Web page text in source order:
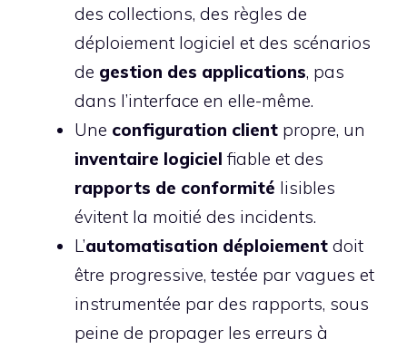
des collections, des règles de
déploiement logiciel et des scénarios
de gestion des applications, pas
dans l’interface en elle-même.
Une configuration client propre, un
inventaire logiciel fiable et des
rapports de conformité lisibles
évitent la moitié des incidents.
L’automatisation déploiement doit
être progressive, testée par vagues et
instrumentée par des rapports, sous
peine de propager les erreurs à